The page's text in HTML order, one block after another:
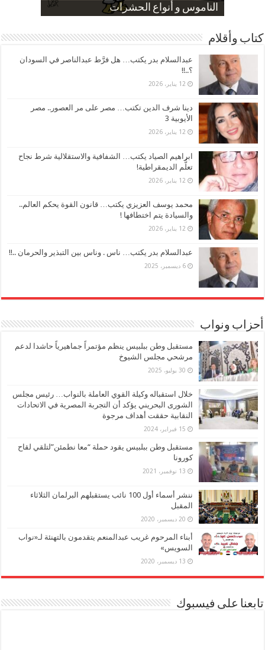
الناموس و أنواع الحشرات
الموظفين بعد ارتفاع الأسعار
ارتفاع نسبة الطلاق في مصر
صورة كاركاتيرية
صورة كاركاتيرية
كتاب وأقلام
عبدالسلام بدر يكتب… هل فرَّط عبدالناصر في السودان
؟..!!
12 يناير، 2026
دينا شرف الدين تكتب… مصر على مر العصور.. مصر
الأيوبية 3
12 يناير، 2026
ابراهيم الصياد يكتب… الشفافية والاستقلالية شرط نجاح
تعلُّم الديمقراطية!
12 يناير، 2026
محمد يوسف العزيزي يكتب… قانون القوة يحكم العالم..
والسيادة يتم اختطافها !
12 يناير، 2026
عبدالسلام بدر يكتب… ناس . وناس بين التبذير والحرمان ..!!
6 ديسمبر، 2025
أحزاب ونواب
مستقبل وطن ببلبيس ينظم مؤتمراً جماهيرياً حاشدا لدعم
مرشحي مجلس الشيوخ
30 يوليو، 2025
خلال استقباله وكيلة القوي العاملة بالنواب… رئيس مجلس
الشورى البحريني يؤكد أن التجربة المصرية في الاتحادات
النقابية حققت أهداف مرجوة
15 فبراير، 2024
مستقبل وطن ببلبيس يقود حملة “معا نطمئن”لتلقي لقاح
كورونا
13 نوفمبر، 2021
ننشر أسماء أول 100 نائب يستقبلهم البرلمان الثلاثاء
المقبل
20 ديسمبر، 2020
أبناء المرحوم غريب عبدالمنعم يتقدمون بالتهنئة لـ«نواب
السويس»
13 ديسمبر، 2020
تابعنا على فيسبوك